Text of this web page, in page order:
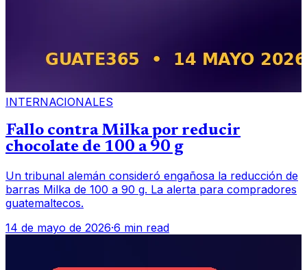
INTERNACIONALES
Fallo contra Milka por reducir
chocolate de 100 a 90 g
Un tribunal alemán consideró engañosa la reducción de
barras Milka de 100 a 90 g. La alerta para compradores
guatemaltecos.
14 de mayo de 2026·6 min read